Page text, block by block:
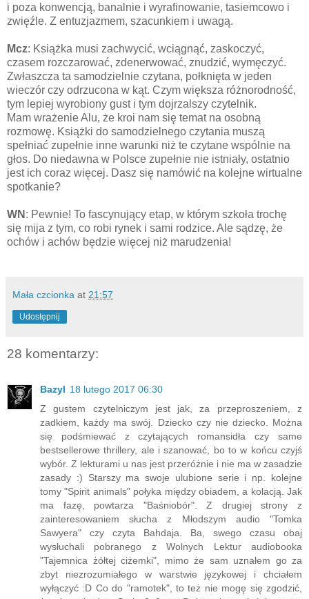
i poza konwencją, banalnie i wyrafinowanie, tasiemcowo i
zwięźle. Z entuzjazmem, szacunkiem i uwagą.
Mcz: Książka musi zachwycić, wciągnąć, zaskoczyć,
czasem rozczarować, zdenerwować, znudzić, wymęczyć.
Zwłaszcza ta samodzielnie czytana, połknięta w jeden
wieczór czy odrzucona w kąt. Czym większa różnorodność,
tym lepiej wyrobiony gust i tym dojrzalszy czytelnik.
Mam wrażenie Alu, że kroi nam się temat na osobną
rozmowę. Książki do samodzielnego czytania muszą
spełniać zupełnie inne warunki niż te czytane wspólnie na
głos. Do niedawna w Polsce zupełnie nie istniały, ostatnio
jest ich coraz więcej. Dasz się namówić na kolejne wirtualne
spotkanie?
WN : Pewnie! To fascynujący etap, w którym szkoła trochę
się mija z tym, co robi rynek i sami rodzice. Ale sądzę, że
ochów i achów będzie więcej niż marudzenia!
Mała czcionka at 21:57
Udostępnij
28 komentarzy:
Bazyl 18 lutego 2017 06:30
Z gustem czytelniczym jest jak, za przeproszeniem, z
zadkiem, każdy ma swój. Dziecko czy nie dziecko. Można
się podśmiewać z czytających romansidła czy same
bestsellerowe thrillery, ale i szanować, bo to w końcu czyjś
wybór. Z lekturami u nas jest przeróżnie i nie ma w zasadzie
zasady :) Starszy ma swoje ulubione serie i np. kolejne
tomy "Spirit animals" połyka między obiadem, a kolacją. Jak
ma fazę, powtarza "Baśniobór". Z drugiej strony z
zainteresowaniem słucha z Młodszym audio "Tomka
Sawyera" czy czyta Bahdaja. Ba, swego czasu obaj
wysłuchali pobranego z Wolnych Lektur audiobooka
"Tajemnica żółtej ciżemki", mimo że sam uznałem go za
zbyt niezrozumiałego w warstwie językowej i chciałem
wyłączyć :D Co do "ramotek", to też nie mogę się zgodzić,